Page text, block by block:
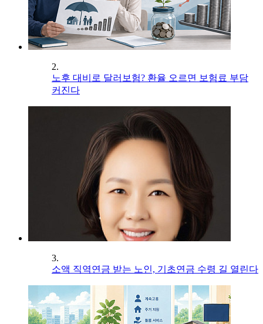
2.
노후 대비로 달러보험? 환율 오르면 보험료 부담
커진다
3.
소액 직역연금 받는 노인, 기초연금 수령 길 열린다